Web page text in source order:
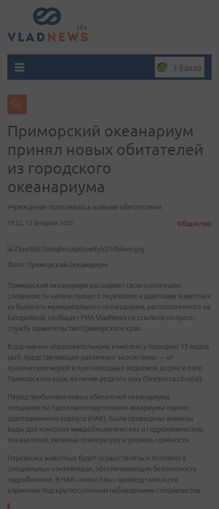
3 балла
Приморский океанариум
принял новых обитателей
из городского
океанариума
Учреждение пополнилось новыми обитателями
18:22, 13 февраля 2025 Общество
Фото: Приморский океанариум
Приморский океанариум расширяет свою коллекцию:
специалисты начали процесс перевозки и адаптации животных
из бывшего муниципального океанариума, расположенного на
Батарейной, сообщает РИА VladNews со ссылкой на пресс-
службу правительства Приморского края.
В дар научно-образовательному комплексу передано 35 видов
рыб, представляющих различные экосистемы — от
тропических морей и пресноводных водоёмов до рек и озёр
Приморского края, включая редкого ауху (Sineperca chuatsi).
Перед прибытием новых обитателей океанариума
специалисты тщательно подготовили аквариумы научно-
адаптационного корпуса (НАК). Были проведены анализы
воды для контроля микробиологических и гидрохимических
показателей, включая температуру и уровень солёности.
Перевозка животных будет осуществляться поэтапно в
специальных контейнерах, обеспечивающих безопасность
гидробионтов. В НАК «новосёлы» проведут месяц на
карантине под круглосуточным наблюдением специалистов.